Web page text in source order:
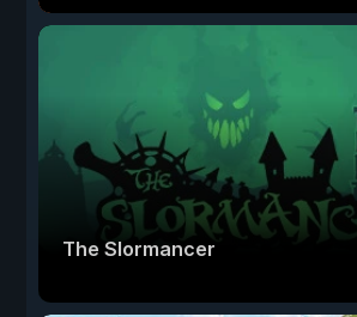
The Slormancer